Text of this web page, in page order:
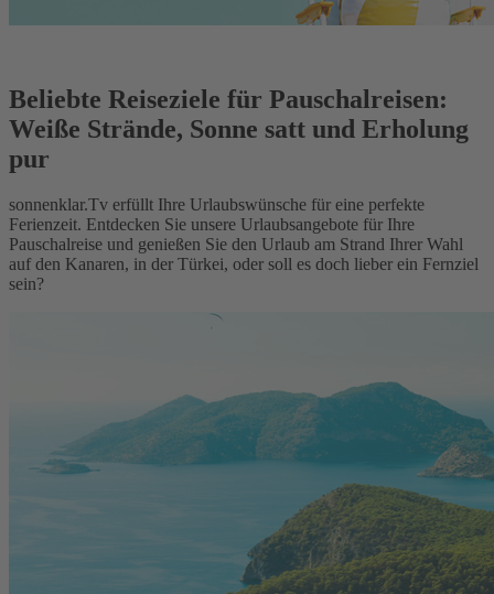
Beliebte Reiseziele für Pauschalreisen:
Weiße Strände, Sonne satt und Erholung
pur
sonnenklar.Tv erfüllt Ihre Urlaubswünsche für eine perfekte
Ferienzeit. Entdecken Sie unsere Urlaubsangebote für Ihre
Pauschalreise und genießen Sie den Urlaub am Strand Ihrer Wahl
auf den Kanaren, in der Türkei, oder soll es doch lieber ein Fernziel
sein?